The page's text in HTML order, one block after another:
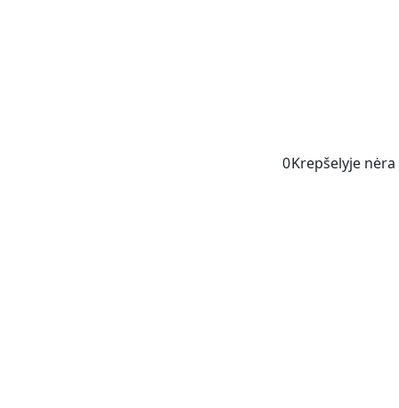
0Krepšelyje